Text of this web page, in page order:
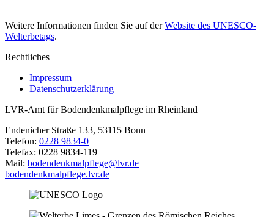
Weitere Informationen finden Sie auf derWebsite des UNESCO-
Welterbetags.
Rechtliches
Impressum
Datenschutzerklärung
LVR-Amt für Bodendenkmalpflege im Rheinland
Endenicher Straße 133, 53115 Bonn
Telefon: 0228 9834-0
Telefax: 0228 9834-119
Mail: bodendenkmalpflege@lvr.de
bodendenkmalpflege.lvr.de